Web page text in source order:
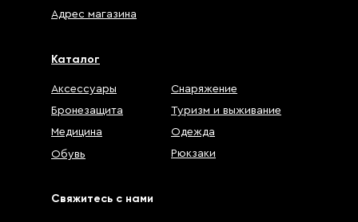
Свяжитесь с нами
Каталог
Бронезащита
Медицина
Обувь
Рюкзаки
Снаряжение
Туризм и выживание
Одежда
Аксессуары
Адрес магазина